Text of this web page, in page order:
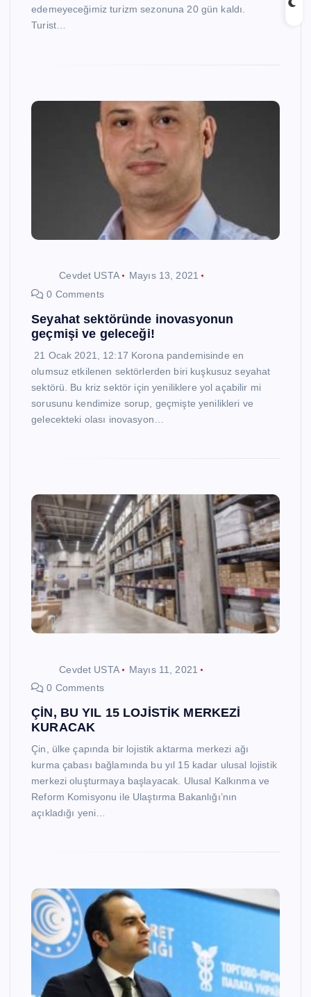
edemeyeceğimiz turizm sezonuna 20 gün kaldı.
Turist…
Cevdet USTA
Mayıs 13, 2021
0 Comments
Seyahat sektöründe inovasyonun
geçmişi ve geleceği!
21 Ocak 2021, 12:17 Korona pandemisinde en
olumsuz etkilenen sektörlerden biri kuşkusuz seyahat
sektörü. Bu kriz sektör için yeniliklere yol açabilir mi
sorusunu kendimize sorup, geçmişte yenilikleri ve
gelecekteki olası inovasyon…
Cevdet USTA
Mayıs 11, 2021
0 Comments
ÇİN, BU YIL 15 LOJİSTİK MERKEZİ
KURACAK
Çin, ülke çapında bir lojistik aktarma merkezi ağı
kurma çabası bağlamında bu yıl 15 kadar ulusal lojistik
merkezi oluşturmaya başlayacak. Ulusal Kalkınma ve
Reform Komisyonu ile Ulaştırma Bakanlığı’nın
açıkladığı yeni…